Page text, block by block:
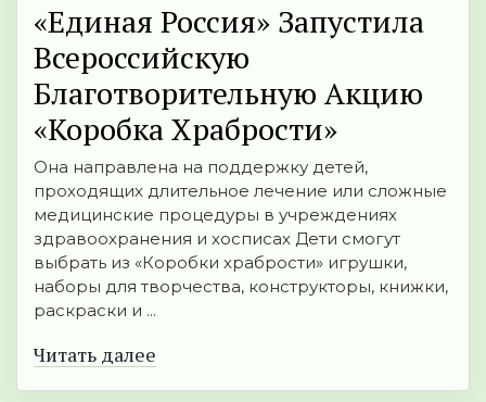
«Единая Россия» Запустила
Всероссийскую
Благотворительную Акцию
«Коробка Храбрости»
Она направлена на поддержку детей,
проходящих длительное лечение или сложные
медицинские процедуры в учреждениях
здравоохранения и хосписах Дети смогут
выбрать из «Коробки храбрости» игрушки,
наборы для творчества, конструкторы, книжки,
раскраски и ...
Читать далее